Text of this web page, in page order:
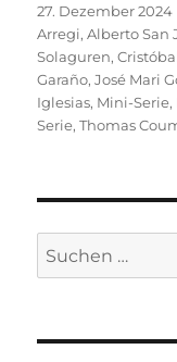
Veröffentlicht
am
27. Dezember 2024
Arregi,Alberto San
Solaguren,
Garaño,José Mari
Iglesias, Mini-Serie,
Serie,Thomas
Suchen
nach: